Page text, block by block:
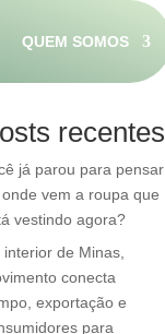
QUEM SOMOS
recentes
já parou para pensar
vem a roupa que
vestindo agora?
interior de Minas,
conecta
exportação e
para